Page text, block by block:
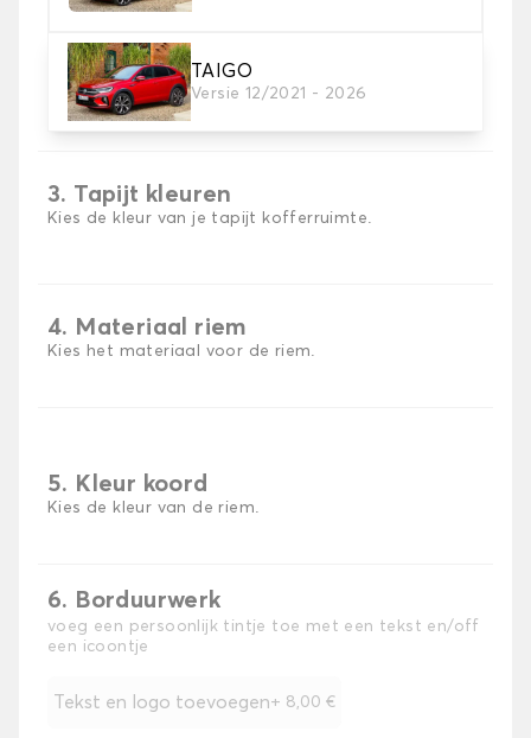
TAIGO
Versie 12/2021 - 2026
2. Materiaal
Kies het materiaal van uw kofferbakmat
3. Tapijt kleuren
Kies de kleur van je tapijt kofferruimte.
4. Materiaal riem
Kies het materiaal voor de riem.
5. Kleur koord
Kies de kleur van de riem.
6. Borduurwerk
voeg een persoonlijk tintje toe met een tekst en/off
een icoontje
Tekst en logo toevoegen+ 8,00 €